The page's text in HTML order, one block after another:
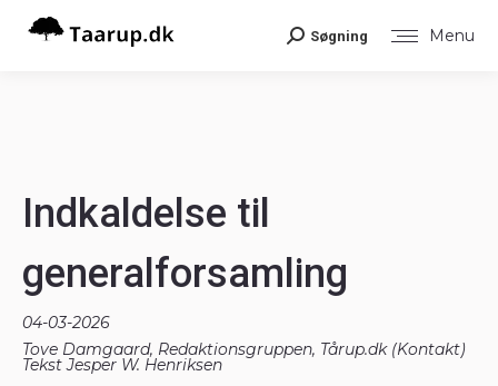
Menu
Search:
Søgning
Indkaldelse til
generalforsamling
04-03-2026
Tove Damgaard, Redaktionsgruppen, Tårup.dk (Kontakt)
Tekst Jesper W. Henriksen